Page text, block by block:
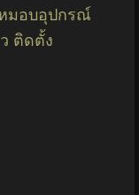
มอบอุปกรณ์
ติดตั้ง